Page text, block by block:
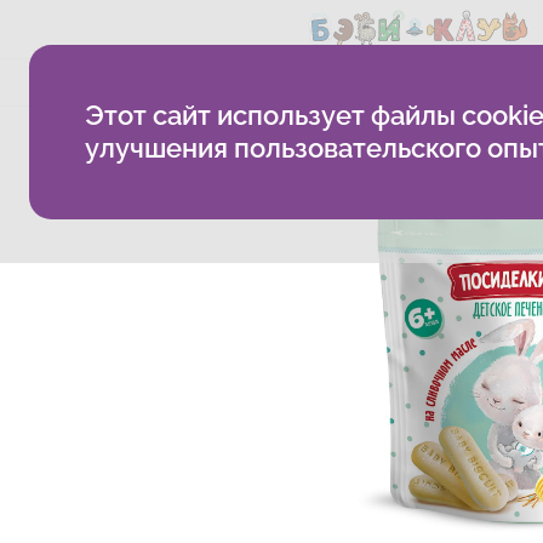
Поздравляем! Вы
Этот сайт использует файлы
улучшения пользовательского